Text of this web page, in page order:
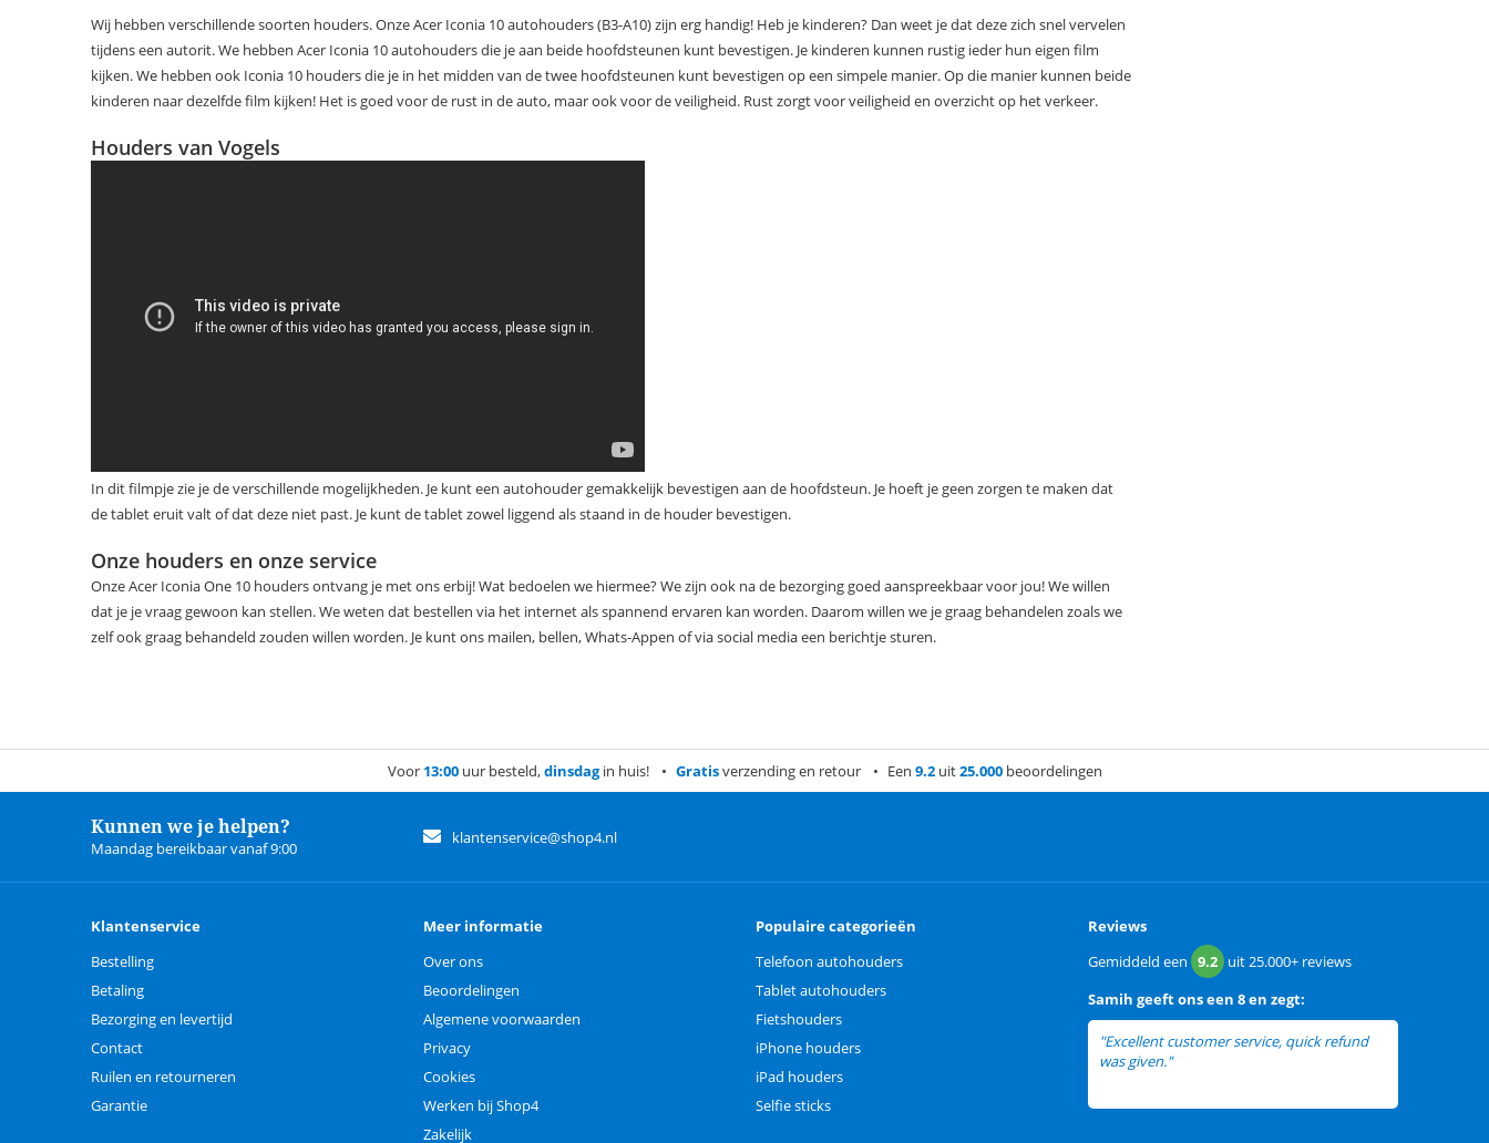
Wij hebben verschillende soorten houders. Onze Acer Iconia 10 autohouders (B3-A10) zijn erg handig! Heb je kinderen? Dan weet je dat deze zich snel vervelen
tijdens een autorit. We hebben Acer Iconia 10 autohouders die je aan beide hoofdsteunen kunt bevestigen. Je kinderen kunnen rustig ieder hun eigen film
kijken. We hebben ook Iconia 10 houders die je in het midden van de twee hoofdsteunen kunt bevestigen op een simpele manier. Op die manier kunnen beide
kinderen naar dezelfde film kijken! Het is goed voor de rust in de auto, maar ook voor de veiligheid. Rust zorgt voor veiligheid en overzicht op het verkeer.
Houders van Vogels
In dit filmpje zie je de verschillende mogelijkheden. Je kunt een autohouder gemakkelijk bevestigen aan de hoofdsteun. Je hoeft je geen zorgen te maken dat
de tablet eruit valt of dat deze niet past. Je kunt de tablet zowel liggend als staand in de houder bevestigen.
Onze houders en onze service
Onze Acer Iconia One 10 houders ontvang je met ons erbij! Wat bedoelen we hiermee? We zijn ook na de bezorging goed aanspreekbaar voor jou! We willen
dat je je vraag gewoon kan stellen. We weten dat bestellen via het internet als spannend ervaren kan worden. Daarom willen we je graag behandelen zoals we
zelf ook graag behandeld zouden willen worden. Je kunt ons mailen, bellen, Whats-Appen of via social media een berichtje sturen.
Voor 13:00uur besteld,dinsdagin huis! Gratisverzending en retour Een 9.2uit25.000beoordelingen
Kunnen we je helpen?
Maandag bereikbaar vanaf 9:00
klantenservice@shop4.nl
Klantenservice
Bestelling
Betaling
Bezorging en levertijd
Contact
Ruilen en retourneren
Garantie
Meer informatie
Over ons
Beoordelingen
Algemene voorwaarden
Privacy
Cookies
Werken bij Shop4
Zakelijk
Populaire categorieën
Telefoon autohouders
Tablet autohouders
Fietshouders
iPhone houders
iPad houders
Selfie sticks
Reviews
Gemiddeld een 9.2 uit 25.000+ reviews
Samih geeft ons een 8 en zegt:
"Excellent customer service, quick refund
was given."